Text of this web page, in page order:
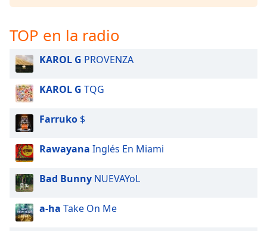
TOP en la radio
KAROL G PROVENZA
KAROL G TQG
Farruko $
Rawayana Inglés En Miami
Bad Bunny NUEVAYoL
a-ha Take On Me